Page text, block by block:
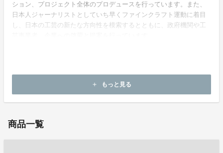
ション、プロジェクト全体のプロデュースを行っています。また、
日本人ジャーナリストとしていち早くファインクラフト運動に着目
し、日本の工芸の新たな方向性を模索するとともに、政府機関や工
add もっと見る
商品一覧